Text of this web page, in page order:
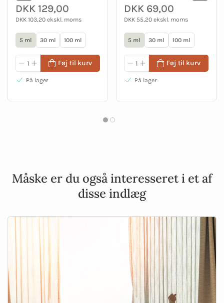
DKK 129,00
DKK 103,20 ekskl. moms
5 ml 30 ml 100 ml
Føj til kurv
På lager
DKK 69,00
DKK 55,20 ekskl. moms
5 ml 30 ml 100 ml
Føj til kurv
På lager
Måske er du også interesseret i et af
disse indlæg